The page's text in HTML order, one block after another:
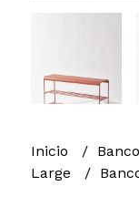
Inicio
Large